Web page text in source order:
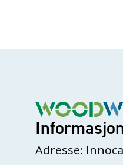
Informasjon
Adresse: